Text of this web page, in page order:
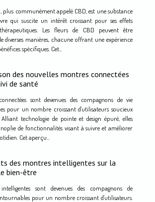
plus communément appelé CBD, est une substance
qui suscite un intérêt croissant pour ses effets
Les fleurs de CBD peuvent être
diverses manières, chacune offrant une expérience
spécifiques. Cet...
des nouvelles montres connectées
de santé
sont devenues des compagnons de vie
pour un nombre croissant d'utilisateurs soucieux
technologie de pointe et design épuré, elles
de fonctionnalités visant à suivre et améliorer
Cet aperçu...
des montres intelligentes sur la
bien-être
sont devenues des compagnons de
pour un nombre croissant d'utilisateurs.